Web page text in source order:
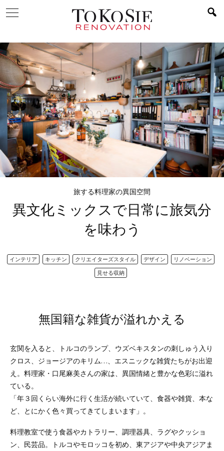
旅する料理家の異国空間
異文化ミックスで日常に旅気分
を味わう
インテリア キッチン クリエイターズスタイル デザイン
リノベーション
見せる収納
無国籍な雑貨が溢れかえる
玄関を入ると、トルコのランプ、ウズベキスタンの刺しゅう入り
クロス、ジョージアのキリム…、エスニックな雑貨たちがお出迎
え。料理家・口尾麻美さんの家は、異国情緒と豊かな色彩に溢れ
ている。
「年３回くらい海外に行く生活が続いていて、食器や雑貨、本な
ど、とにかく色々買ってきてしまいます」。
料理教室で使う食器やカトラリー、調理器具、ラグやクッショ
ン、民芸品。トルコやモロッコを初め、東アジアや中央アジアま